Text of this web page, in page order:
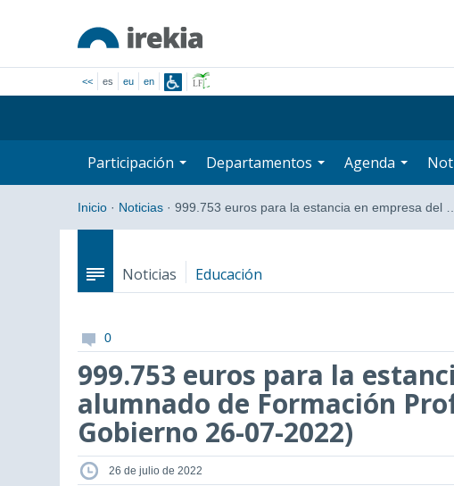
<< es eu en
Participación Departamentos Agenda
Inicio · Noticias · 999.753 euros para la estancia en empresa del …
Noticias Educación
0
999.753 euros para la
alumnado de Formación
Gobierno 26-07-2022)
26 de julio de 2022